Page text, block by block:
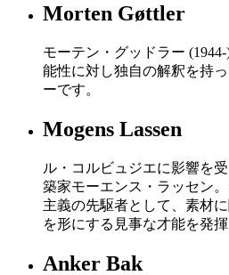
Morten Gøttler
モーテン・グッドラー
能性に対し独自の解釈を持
ーです。
Mogens Lassen
ル・コルビュジエに影響を
築家モーエンス・ラッセン
主義の先駆者として、素材
を形にする見事な才能を発揮
Anker Bak